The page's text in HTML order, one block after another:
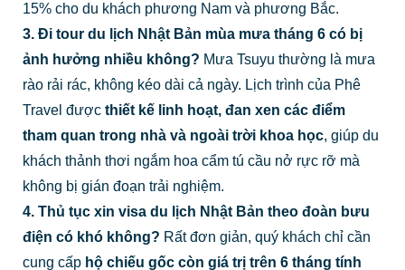
15% cho du khách phương Nam và phương Bắc.
3. Đi tour du lịch Nhật Bản mùa mưa tháng 6 có bị
ảnh hưởng nhiều không? Mưa Tsuyu thường là mưa
rào rải rác, không kéo dài cả ngày. Lịch trình của Phê
Travel được thiết kế linh hoạt, đan xen các điểm
tham quan trong nhà và ngoài trời khoa học, giúp du
khách thảnh thơi ngắm hoa cẩm tú cầu nở rực rỡ mà
không bị gián đoạn trải nghiệm.
4. Thủ tục xin visa du lịch Nhật Bản theo đoàn bưu
điện có khó không? Rất đơn giản, quý khách chỉ cần
cung cấp hộ chiếu gốc còn giá trị trên 6 tháng tính